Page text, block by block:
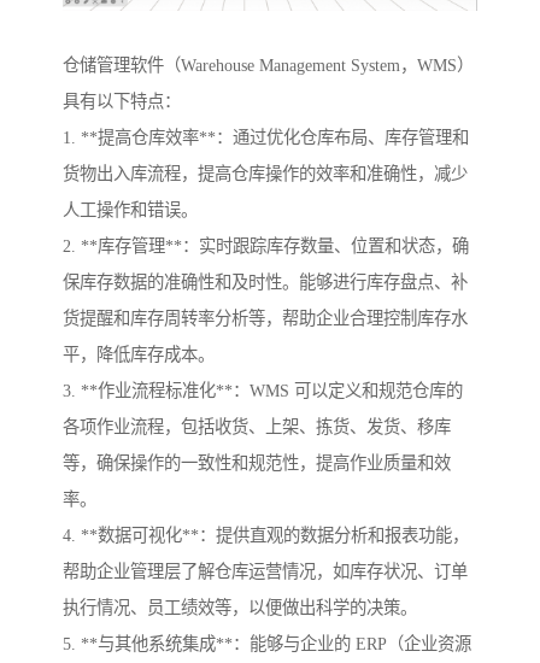
仓储管理软件（Warehouse Management System，WMS）
具有以下特点：
1. **提高仓库效率**：通过优化仓库布局、库存管理和
货物出入库流程，提高仓库操作的效率和准确性，减少
人工操作和错误。
2. **库存管理**：实时跟踪库存数量、位置和状态，确
保库存数据的准确性和及时性。能够进行库存盘点、补
货提醒和库存周转率分析等，帮助企业合理控制库存水
平，降低库存成本。
3. **作业流程标准化**：WMS 可以定义和规范仓库的
各项作业流程，包括收货、上架、拣货、发货、移库
等，确保操作的一致性和规范性，提高作业质量和效
率。
4. **数据可视化**：提供直观的数据分析和报表功能，
帮助企业管理层了解仓库运营情况，如库存状况、订单
执行情况、员工绩效等，以便做出科学的决策。
5. **与其他系统集成**：能够与企业的 ERP（企业资源